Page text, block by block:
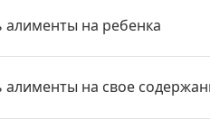
на ребенка
на свое